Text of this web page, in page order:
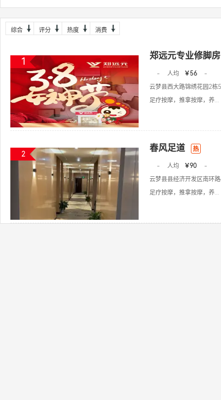
综合 评分 热度 消费
1
郑远元专业修脚
- 人均 ￥56
-
云梦县西大路锦绣花园2栋
足疗按摩，推拿按摩，养...
2
春风足道 热
- 人均 ￥90
-
云梦县县经济开发区南环
足疗按摩，推拿按摩，养...